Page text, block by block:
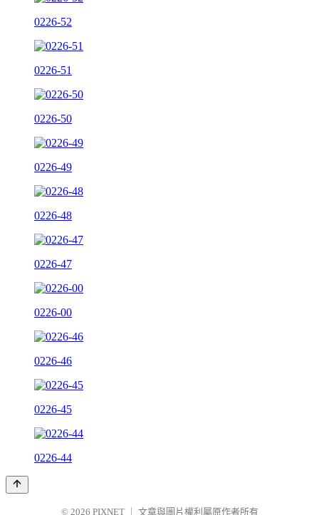
0226-52
0226-51
0226-50
0226-49
0226-48
0226-47
0226-00
0226-46
0226-45
0226-44
© 2026 PIXNET 文章與圖片權利屬原作者所有